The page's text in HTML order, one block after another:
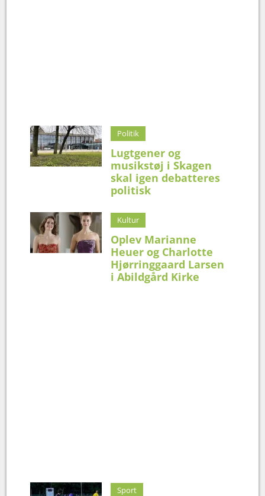
Politik
Lugtgener og
musikstøj i Skagen
skal igen debatteres
politisk
Kultur
Oplev Marianne
Heuer og Charlotte
Hjørringgaard Larsen
i Abildgård Kirke
Sport